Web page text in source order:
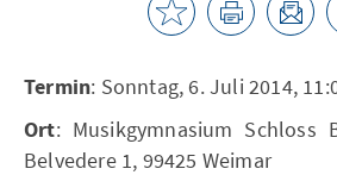
Termin: Sonntag, 6. Juli 2014,
Ort: Musikgymnasium Schloss
Belvedere 1, 99425 Weimar